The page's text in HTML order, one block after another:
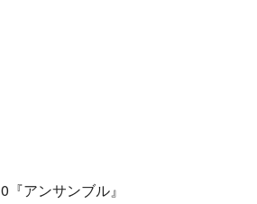
アンサンブル』